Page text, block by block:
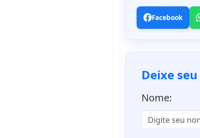
Facebook
Deixe
Nome: